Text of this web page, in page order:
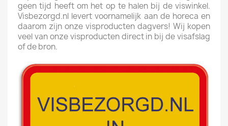
geen tijd heeft om het op te halen bij de viswinkel.
Visbezorgd.nl levert voornamelijk aan de horeca en
daarom zijn onze visproducten dagvers! Wij kopen
veel van onze visproducten direct in bij de visafslag
of de bron.